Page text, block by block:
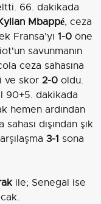
66. dakikada
Mbappé, ceza
Fransa'yı 1-0 öne
savunmanın
ceza sahasına
ve skor 2-0 oldu.
90+5. dakikada
hemen ardından
dışından şık
3-1 sona
ile; Senegal ise